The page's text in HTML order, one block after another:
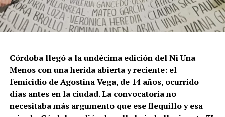
Córdoba llegó a la undécima edición del Ni Una
Menos con una herida abierta y reciente: el
femicidio de Agostina Vega, de 14 años, ocurrido
días antes en la ciudad. La convocatoria no
necesitaba más argumento que ese flequillo y esa